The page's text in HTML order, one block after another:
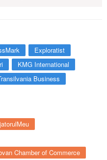
Exploratist
KMG International
Business
Chamber of Commerce